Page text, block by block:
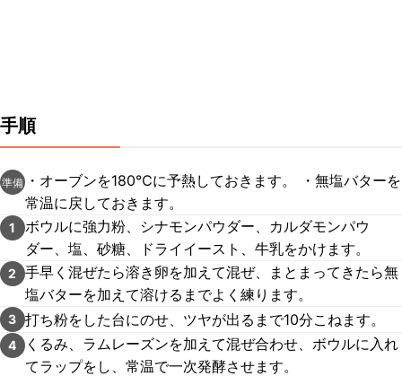
手順
準備 ・オーブンを180℃に予熱しておきます。 ・無塩バターを
常温に戻しておきます。
1
ボウルに強力粉、シナモンパウダー、カルダモンパウ
ダー、塩、砂糖、ドライイースト、牛乳をかけます。
2
手早く混ぜたら溶き卵を加えて混ぜ、まとまってきたら無
塩バターを加えて溶けるまでよく練ります。
3 打ち粉をした台にのせ、ツヤが出るまで10分こねます。
4
くるみ、ラムレーズンを加えて混ぜ合わせ、ボウルに入れ
てラップをし、常温で一次発酵させます。